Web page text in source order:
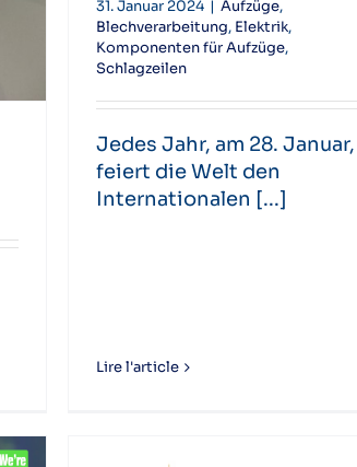
31. Januar 2024 | Aufzüge,
Blechverarbeitung, Elektrik,
Komponenten für Aufzüge,
Schlagzeilen
Jedes Jahr, am 28. Januar,
feiert die Welt den
Internationalen [...]
Lire l'article